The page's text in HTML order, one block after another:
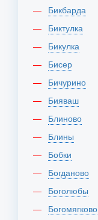
Бикбарда
Биктулка
Бикулка
Бисер
Бичурино
Бияваш
Блиново
Блины
Бобки
Богданово
Боголюбы
Богомягково